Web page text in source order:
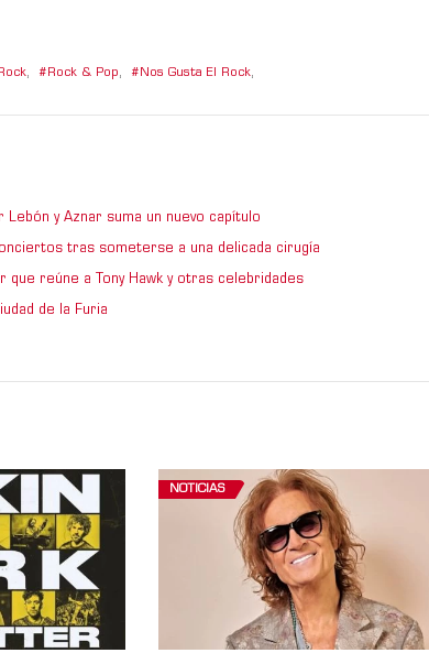
Rock, Rock & Pop, Nos Gusta El Rock,
Lebón y Aznar suma un nuevo capítulo
tras someterse a una delicada cirugía
que reúne a Tony Hawk y otras celebridades
de la Furia
NOTICIAS